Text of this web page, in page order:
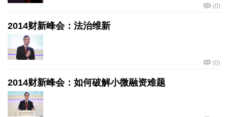
(0)
2014财新峰会：法治维新
(0)
2014财新峰会：如何破解小微融资难题